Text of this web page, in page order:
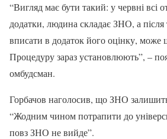
“Вигляд має бути такий: у червні всі
додатки, людина складає ЗНО, а
вписати в додаток його оцінку, може
Процедуру зараз установлюють”, –
омбудсман.
Горбачов наголосив, що ЗНО
“Жодним чином потрапити до
повз ЗНО не вийде”.